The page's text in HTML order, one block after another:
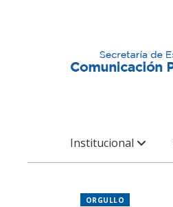
Institucional
ORGULLO